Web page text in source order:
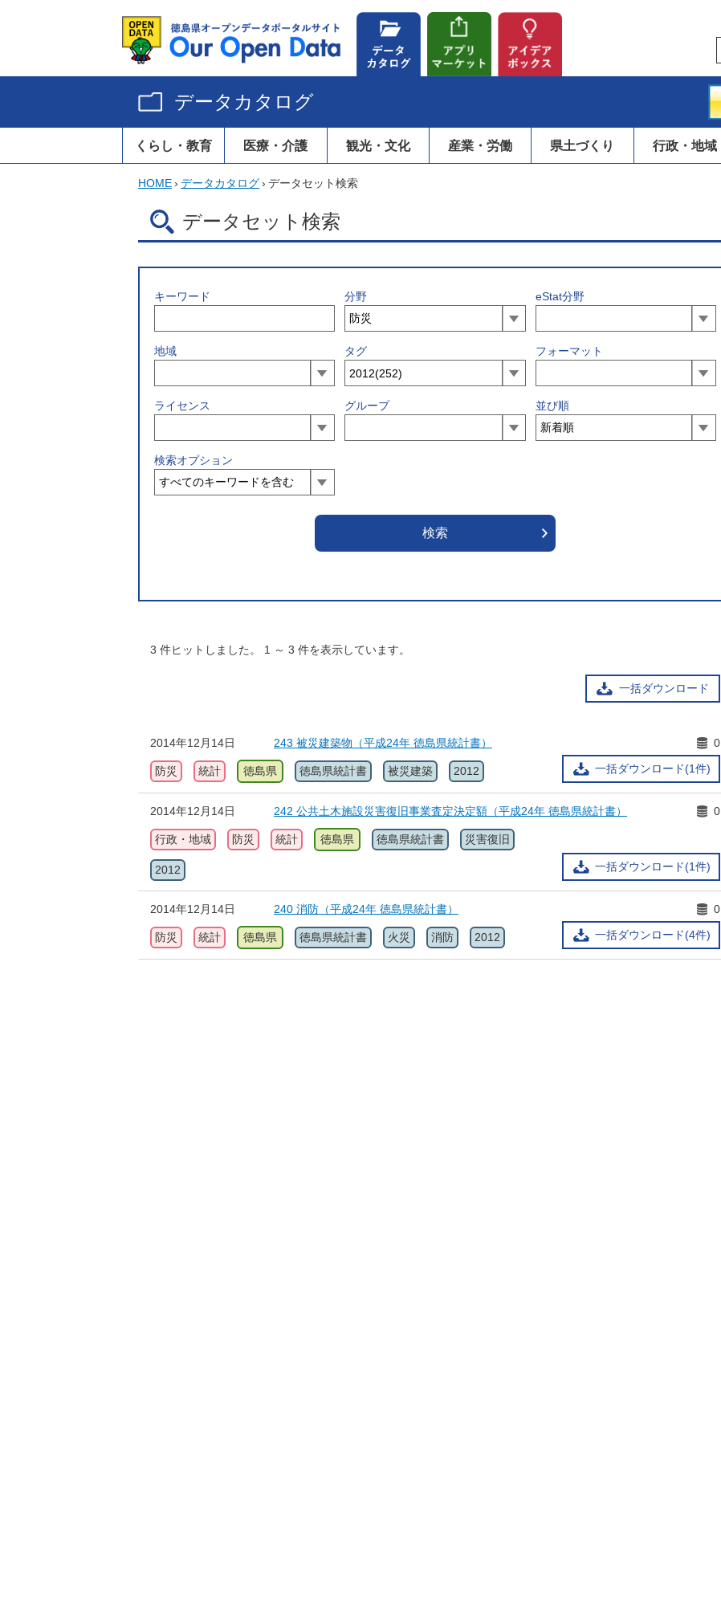
データカタログ
くらし・教育 医療・介護 観光・文化 産業・労働 県土づくり 行政・地域
HOME› データカタログ› データセット検索
データセット検索
キーワード 分野 eStat分野
地域 タグ フォーマット
ライセンス グループ 並び順
検索オプション
3 件ヒットしました。 1 ～ 3 件を表示しています。
一括ダウンロード
2014年12月14日
243 被災建築物（平成24年 徳島県統計書）
一括ダウンロード(1件)
0
防災 統計 徳島県 徳島県統計書 被災建築 2012
2014年12月14日 242 公共土木施設災害復旧事業査定決定額（平成24年 徳島県統計書）
一括ダウンロード(1件)
0
行政・地域 防災 統計 徳島県 徳島県統計書 災害復旧
2012
2014年12月14日
240 消防（平成24年 徳島県統計書）
一括ダウンロード(4件)
0
防災 統計 徳島県 徳島県統計書 火災 消防 2012